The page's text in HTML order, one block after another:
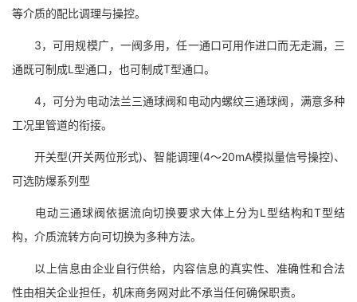
等介质的配比调理与操控。
3，可用规模广，一阀多用，任一通口可用作进口而无走漏，三
通既可制成L型通口，也可制成T型通口。
4，可分为电动法兰三通球阀和电动内螺纹三通球阀，满意多种
工况里管道的衔接。
开关型(开关两位形式)、智能调理(4～20mA模拟量信号操控)、
可选防爆系列型
电动三通球阀依据流向切换要求大体上分为L型结构和T型结
构，介质流转方向可切换为多种方法。
以上信息由企业自行供给，内容信息的真实性、准确性和合法
性由相关企业担任，机床商务网对此不承当任何确保职责。